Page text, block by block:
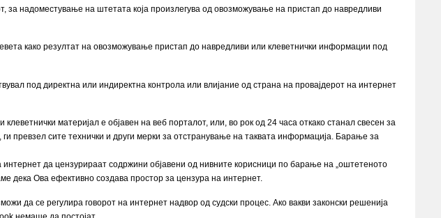
за надоместување на штетата која произлегува од овозможување на пристап до навредливи
како резултат на овозможување пристап до навредливи или клеветнички информации под
под директна или индиректна контрола или влијание од страна на провајдерот на интернет
материјал е објавен на веб порталот, или, во рок од 24 часа откако станал свесен за
превзел сите технички и други мерки за отстранување на таквата информација. Барање за
интернет да цензурираат содржини објавени од нивните корисници по барање на „оштетеното
дека Ова ефективно создава простор за цензура на интернет.
да се регулира говорот на интернет надвор од судски процес. Ако вакви законски решенија